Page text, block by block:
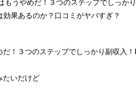
もうやめだ！３つのステップでしっか
果あるのか？口コミがヤバすぎ？
！３つのステップでしっかり副収入！
たいだけど